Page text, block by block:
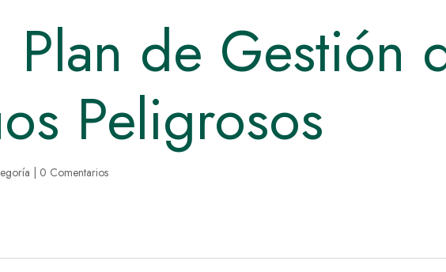
Plan de Gestión
Peligrosos
0 Comentarios